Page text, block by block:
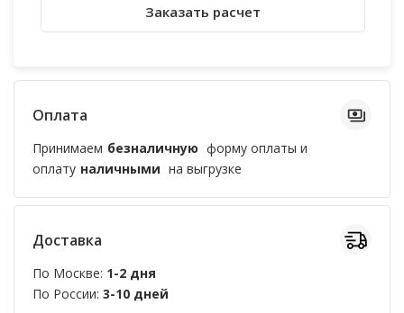
Заказать расчет
Оплата
Принимаем безналичную форму оплаты и
оплату наличными на выгрузке
Доставка
По Москве: 1-2 дня
По России: 3-10 дней